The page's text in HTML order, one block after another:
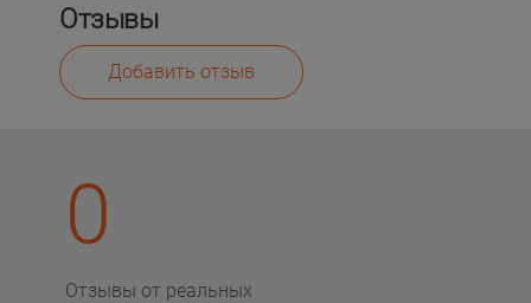
Отзывы
Добавить отзыв
0
Отзывы от реальных